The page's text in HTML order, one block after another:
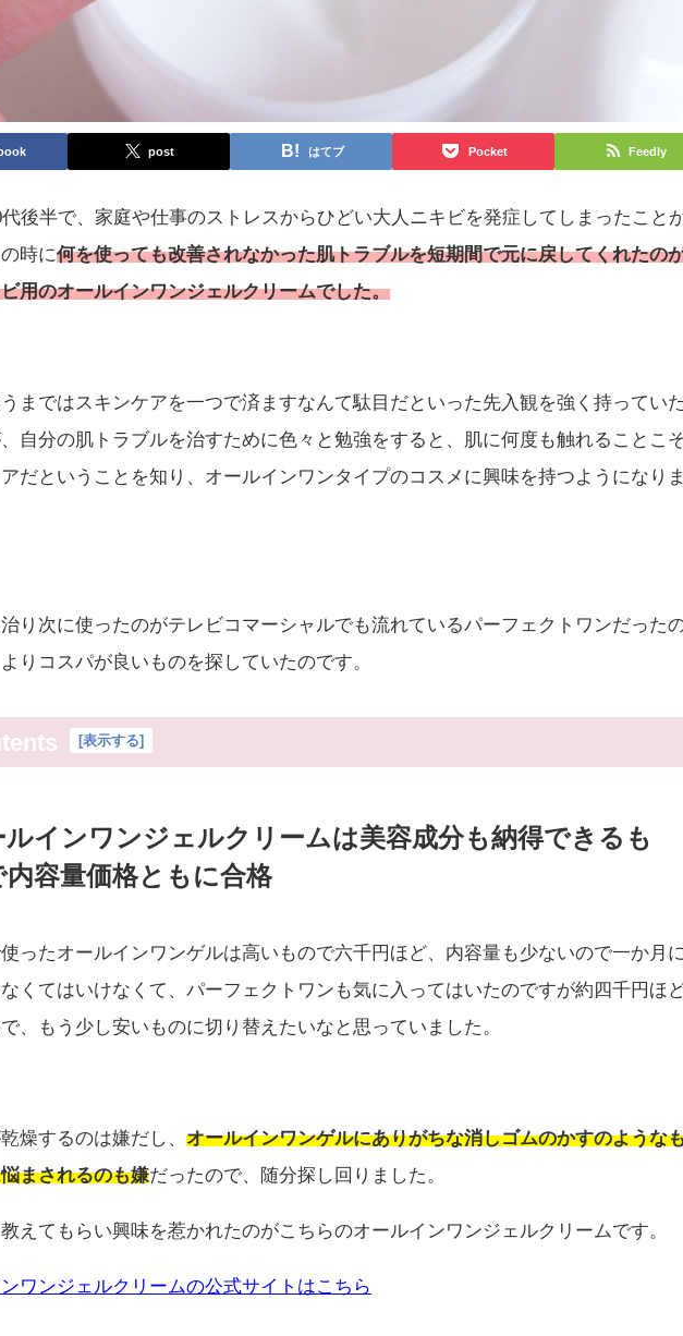
post はてブ Pocket Feedly
後半で、家庭や仕事のストレスからひどい大人ニキビを発症してしまったこと
時に何を使っても改善されなかった肌トラブルを短期間で元に戻してくれたの
用のオールインワンジェルクリームでした。
まではスキンケアを一つで済ますなんて駄目だといった先入観を強く持ってい
自分の肌トラブルを治すために色々と勉強をすると、肌に何度も触れることこ
だということを知り、オールインワンタイプのコスメに興味を持つようになり
り次に使ったのがテレビコマーシャルでも流れているパーフェクトワンだった
りコスパが良いものを探していたのです。
[表示する]
ルインワンジェルクリームは美容成分も納得できるも
内容量価格ともに合格
ったオールインワンゲルは高いもので六千円ほど、内容量も少ないので一か月
くてはいけなくて、パーフェクトワンも気に入ってはいたのですが約四千円ほ
、もう少し安いものに切り替えたいなと思っていました。
燥するのは嫌だし、オールインワンゲルにありがちな消しゴムのかすのような
まされるのも嫌だったので、随分探し回りました。
えてもらい興味を惹かれたのがこちらのオールインワンジェルクリームです。
ワンジェルクリームの公式サイトはこちら